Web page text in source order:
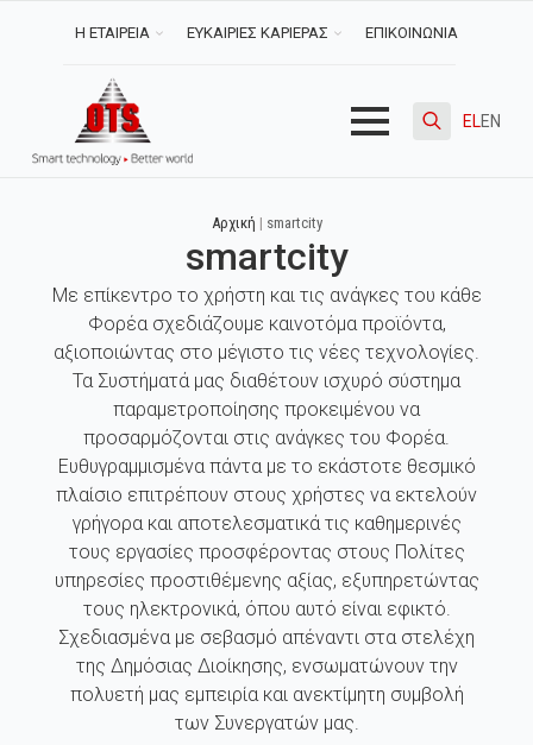
Η ΕΤΑΙΡΕΙΑ ΕΥΚΑΙΡΙΕΣ ΚΑΡΙΕΡΑΣ ΕΠΙΚΟΙΝΩΝΙΑ
ELEN
Αρχική | smartcity
smartcity
Με επίκεντρο το χρήστη και τις ανάγκες του κάθε
Φορέα σχεδιάζουμε καινοτόμα προϊόντα,
αξιοποιώντας στο μέγιστο τις νέες τεχνολογίες.
Τα Συστήματά μας διαθέτουν ισχυρό σύστημα
παραμετροποίησης προκειμένου να
προσαρμόζονται στις ανάγκες του Φορέα.
Ευθυγραμμισμένα πάντα με το εκάστοτε θεσμικό
πλαίσιο επιτρέπουν στους χρήστες να εκτελούν
γρήγορα και αποτελεσματικά τις καθημερινές
τους εργασίες προσφέροντας στους Πολίτες
υπηρεσίες προστιθέμενης αξίας, εξυπηρετώντας
τους ηλεκτρονικά, όπου αυτό είναι εφικτό.
Σχεδιασμένα με σεβασμό απέναντι στα στελέχη
της Δημόσιας Διοίκησης, ενσωματώνουν την
πολυετή μας εμπειρία και ανεκτίμητη συμβολή
των Συνεργατών μας.